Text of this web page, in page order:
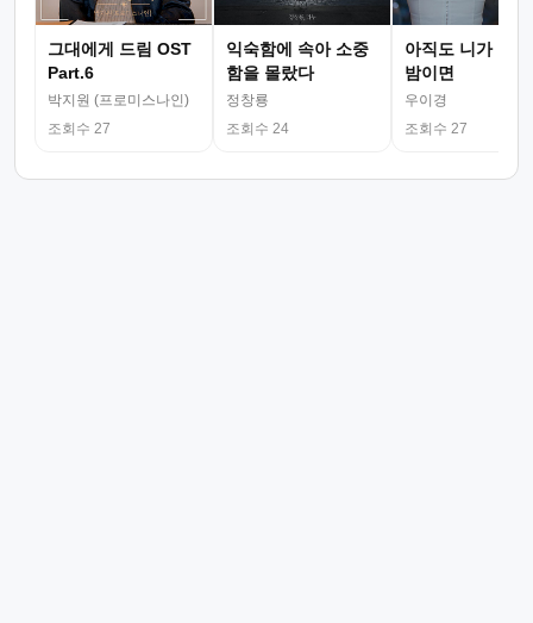
그대에게 드림 OST
Part.6
박지원 (프로미스나인)
조회수 27
익숙함에 속아 소중
함을 몰랐다
정창룡
조회수 24
아직도 니가 그
밤이면
우이경
조회수 27